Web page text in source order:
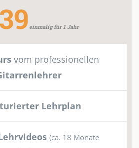
einmalig für 1 Jahr
vom professionellen
Lehrplan
(ca. 18 Monate